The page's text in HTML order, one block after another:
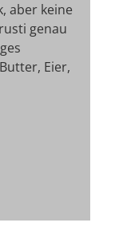
aber keine
genau
Eier,